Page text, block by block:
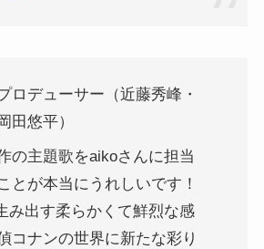
ロデューサー（近藤秀峰・
田悠平）
の主題歌をaikoさんに担当
とが本当にうれしいです！
み出す柔らかくて鮮烈な感
コナンの世界に新たな彩り